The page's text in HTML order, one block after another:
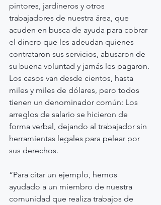
pintores, jardineros y otros
trabajadores de nuestra área, que
acuden en busca de ayuda para cobrar
el dinero que les adeudan quienes
contrataron sus servicios, abusaron de
su buena voluntad y jamás les pagaron.
Los casos van desde cientos, hasta
miles y miles de dólares, pero todos
tienen un denominador común: Los
arreglos de salario se hicieron de
forma verbal, dejando al trabajador sin
herramientas legales para pelear por
sus derechos.
“Para citar un ejemplo, hemos
ayudado a un miembro de nuestra
comunidad que realiza trabajos de